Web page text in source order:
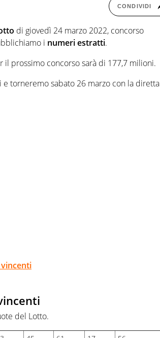
STORIE
CONDIVIDI
di giovedì 24 marzo 2022, concorso
i numeriestratti.
il prossimo concorso sarà di 177,7 milioni.
torneremo sabato 26 marzo con la diretta
del Lotto.